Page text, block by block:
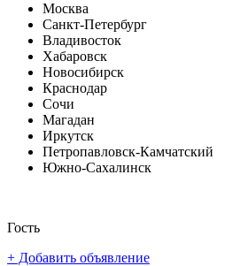
Москва
Санкт-Петербург
Владивосток
Хабаровск
Новосибирск
Краснодар
Сочи
Магадан
Иркутск
Петропавловск-Камчатский
Южно-Сахалинск
Гость
+ Добавить объявление